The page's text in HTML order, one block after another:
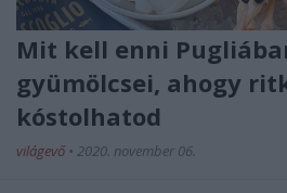
Mit kell enni
gyümölcsei, ahogy
kóstolhatod
világevő • 2020. november 06.